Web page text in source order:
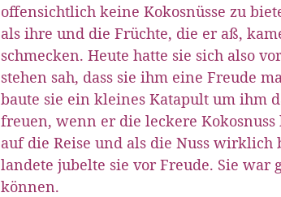
offensichtlich keine Kokosnüsse zu
als ihre und die Früchte, die er aß,
schmecken. Heute hatte sie sich also
stehen sah, dass sie ihm eine Freude
baute sie ein kleines Katapult um ihm
freuen, wenn er die leckere
auf die Reise und als die Nuss
landete jubelte sie vor Freude. Sie
können.